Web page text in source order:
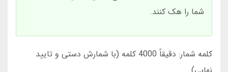
شما را هک کنند.
کلمه شمار: دقیقاً 4000 کلمه (با شمارش دستی و تایید